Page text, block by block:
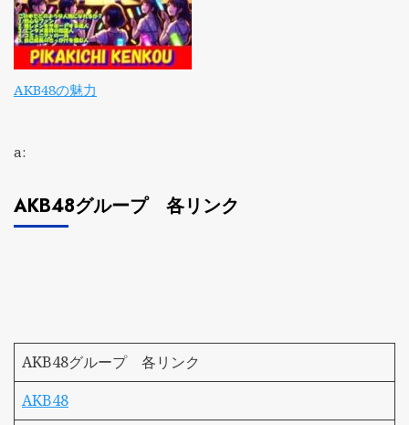
AKB48の魅力
a:
AKB48グループ 各リンク
AKB48グループ 各リンク
AKB48